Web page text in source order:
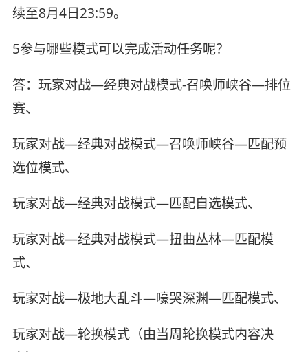
续至8月4日23:59。
5参与哪些模式可以完成活动任务呢？
答：玩家对战—经典对战模式-召唤师峡谷—排位
赛、
玩家对战—经典对战模式—召唤师峡谷—匹配预
选位模式、
玩家对战—经典对战模式—匹配自选模式、
玩家对战—经典对战模式—扭曲丛林—匹配模
式、
玩家对战—极地大乱斗—嚎哭深渊—匹配模式、
玩家对战—轮换模式（由当周轮换模式内容决